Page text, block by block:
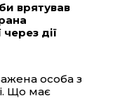
врятував
дії
особа з
Що має